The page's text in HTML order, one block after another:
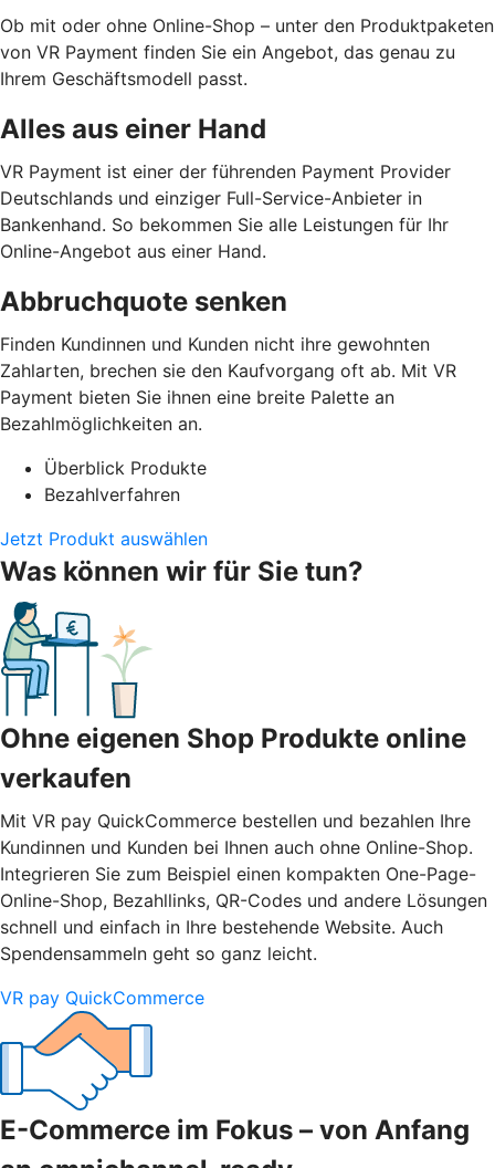
Ob mit oder ohne Online-Shop – unter den Produktpaketen
von VR Payment finden Sie ein Angebot, das genau zu
Ihrem Geschäftsmodell passt.
Alles aus einer Hand
VR Payment ist einer der führenden Payment Provider
Deutschlands und einziger Full-Service-Anbieter in
Bankenhand. So bekommen Sie alle Leistungen für Ihr
Online-Angebot aus einer Hand.
Abbruchquote senken
Finden Kundinnen und Kunden nicht ihre gewohnten
Zahlarten, brechen sie den Kaufvorgang oft ab. Mit VR
Payment bieten Sie ihnen eine breite Palette an
Bezahlmöglichkeiten an.
Überblick Produkte
Bezahlverfahren
Jetzt Produkt auswählen
Was können wir für Sie tun?
Ohne eigenen Shop Produkte online
verkaufen
Mit VR pay QuickCommerce bestellen und bezahlen Ihre
Kundinnen und Kunden bei Ihnen auch ohne Online-Shop.
Integrieren Sie zum Beispiel einen kompakten One-Page-
Online-Shop, Bezahllinks, QR-Codes und andere Lösungen
schnell und einfach in Ihre bestehende Website. Auch
Spendensammeln geht so ganz leicht.
VR pay QuickCommerce
E-Commerce im Fokus – von Anfang